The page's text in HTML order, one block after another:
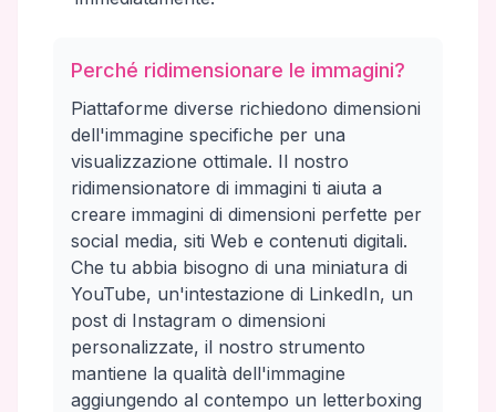
Perché ridimensionare le immagini?
Piattaforme diverse richiedono dimensioni
dell'immagine specifiche per una
visualizzazione ottimale. Il nostro
ridimensionatore di immagini ti aiuta a
creare immagini di dimensioni perfette per
social media, siti Web e contenuti digitali.
Che tu abbia bisogno di una miniatura di
YouTube, un'intestazione di LinkedIn, un
post di Instagram o dimensioni
personalizzate, il nostro strumento
mantiene la qualità dell'immagine
aggiungendo al contempo un letterboxing